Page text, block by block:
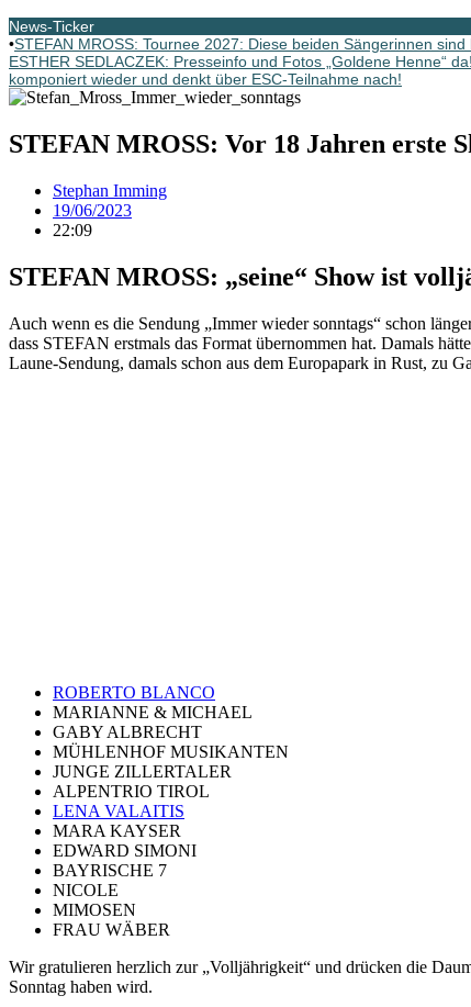
News-Ticker
•STEFAN MROSS: Tournee 2027: Diese beiden Sängerinnen
ESTHER SEDLACZEK: Presseinfo und Fotos „Goldene Henne“ da!
komponiert wieder und denkt über ESC-Teilnahme nach!
STEFAN MROSS: Vor 18 Jahren erste
Stephan Imming
19/06/2023
22:09
STEFAN MROSS: „seine“ Show ist
Auch wenn es die Sendung „Immer wieder sonntags“ schon
dass STEFAN erstmals das Format übernommen hat. Damals
Laune-Sendung, damals schon aus dem Europapark in Rust, zu
ROBERTO BLANCO
MARIANNE & MICHAEL
GABY ALBRECHT
MÜHLENHOF MUSIKANTEN
JUNGE ZILLERTALER
ALPENTRIO TIROL
LENA VALAITIS
MARA KAYSER
EDWARD SIMONI
BAYRISCHE 7
NICOLE
MIMOSEN
FRAU WÄBER
Wir gratulieren herzlich zur „Volljährigkeit“ und drücken die
Sonntag haben wird.